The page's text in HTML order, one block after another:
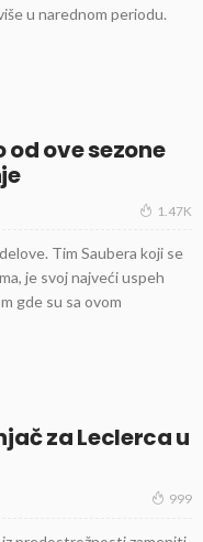
u narednom periodu.
ove sezone
1.47K
Tim Saubera koji se
je svoj najveći uspeh
gde su sa ovom
za Leclerca u
999